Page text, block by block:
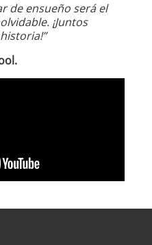
de ensueño será el
¡Juntos